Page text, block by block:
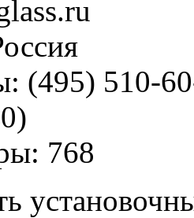
(495) 510-
768